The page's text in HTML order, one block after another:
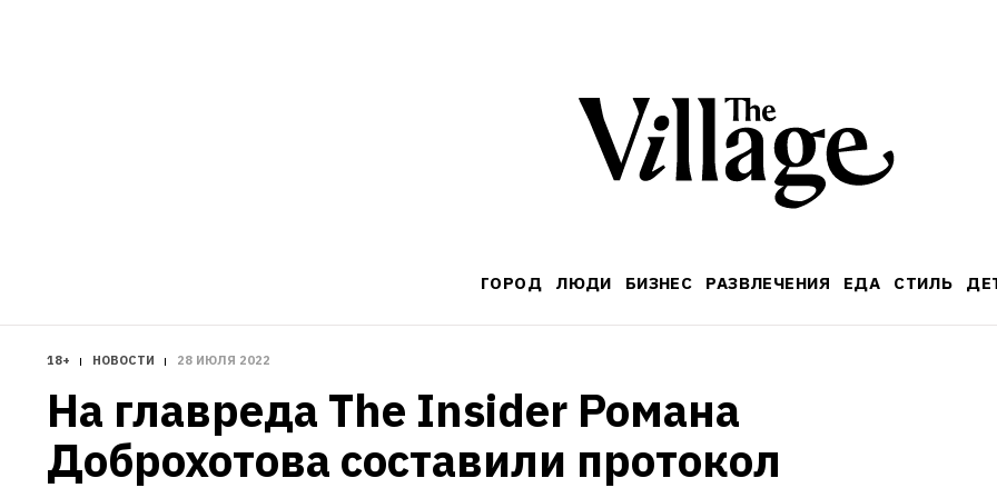
ГОРОД ЛЮДИ БИЗНЕС РАЗВЛЕЧЕНИЯ ЕДА СТИЛЬ
18+ НОВОСТИ 28 ИЮЛЯ 2022
На главреда The Insider Романа
Доброхотова составили протокол